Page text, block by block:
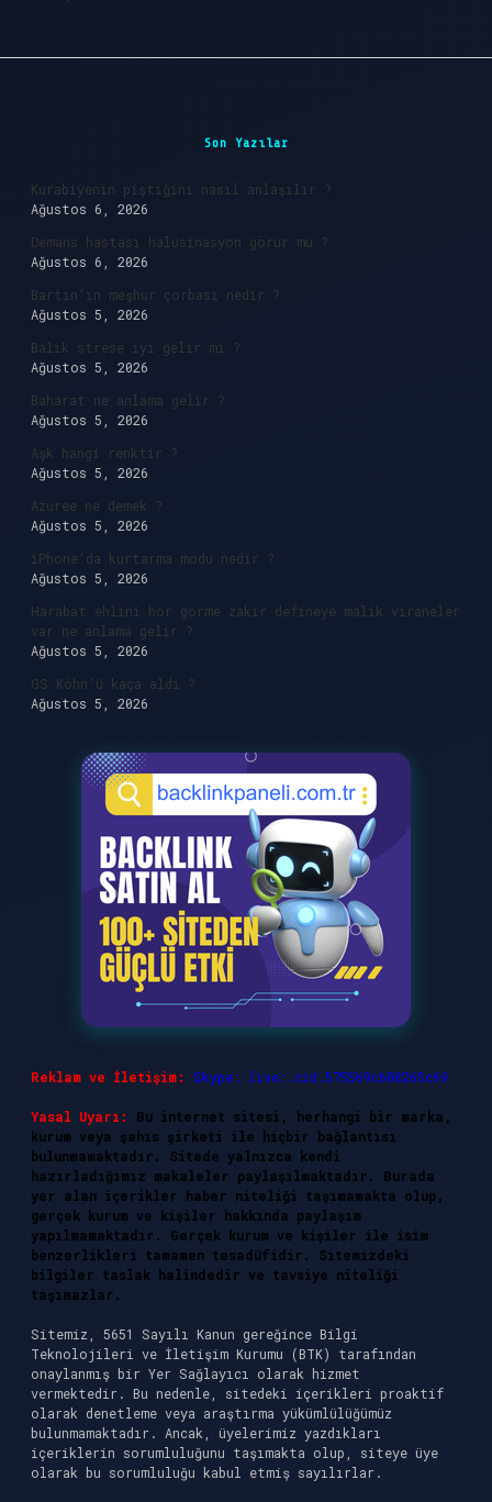
Son Yazılar
Kurabiyenin piştiğini nasıl anlaşılır ?
Ağustos 6, 2026
Demans hastası halüsinasyon görür mü ?
Ağustos 6, 2026
Bartın’ın meşhur çorbası nedir ?
Ağustos 5, 2026
Balık strese iyi gelir mi ?
Ağustos 5, 2026
Baharat ne anlama gelir ?
Ağustos 5, 2026
Aşk hangi renktir ?
Ağustos 5, 2026
Azuree ne demek ?
Ağustos 5, 2026
iPhone’da kurtarma modu nedir ?
Ağustos 5, 2026
Harabat ehlini hor görme zakir defineye malik viraneler
var ne anlama gelir ?
Ağustos 5, 2026
GS Köhn’ü kaça aldı ?
Ağustos 5, 2026
Reklam ve İletişim: Skype: live:.cid.575569c608265c69
Yasal Uyarı:
Bu internet sitesi, herhangi bir marka,
kurum veya şahıs şirketi ile hiçbir bağlantısı
bulunmamaktadır. Sitede yalnızca kendi
hazırladığımız makaleler paylaşılmaktadır. Burada
yer alan içerikler haber niteliği taşımamakta olup,
gerçek kurum ve kişiler hakkında paylaşım
yapılmamaktadır. Gerçek kurum ve kişiler ile isim
benzerlikleri tamamen tesadüfidir. Sitemizdeki
bilgiler taslak halindedir ve tavsiye niteliği
taşımazlar.
Sitemiz, 5651 Sayılı Kanun gereğince Bilgi
Teknolojileri ve İletişim Kurumu (BTK) tarafından
onaylanmış bir Yer Sağlayıcı olarak hizmet
vermektedir. Bu nedenle, sitedeki içerikleri proaktif
olarak denetleme veya araştırma yükümlülüğümüz
bulunmamaktadır. Ancak, üyelerimiz yazdıkları
içeriklerin sorumluluğunu taşımakta olup, siteye üye
olarak bu sorumluluğu kabul etmiş sayılırlar.